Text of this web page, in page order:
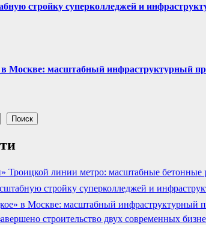
стройку суперколледжей и
в Москве: масштабный инфраструктурный
Поиск
Троицкой линии метро: масштабные
стройку суперколледжей и
в Москве: масштабный инфраструктурный
строительство двух современных